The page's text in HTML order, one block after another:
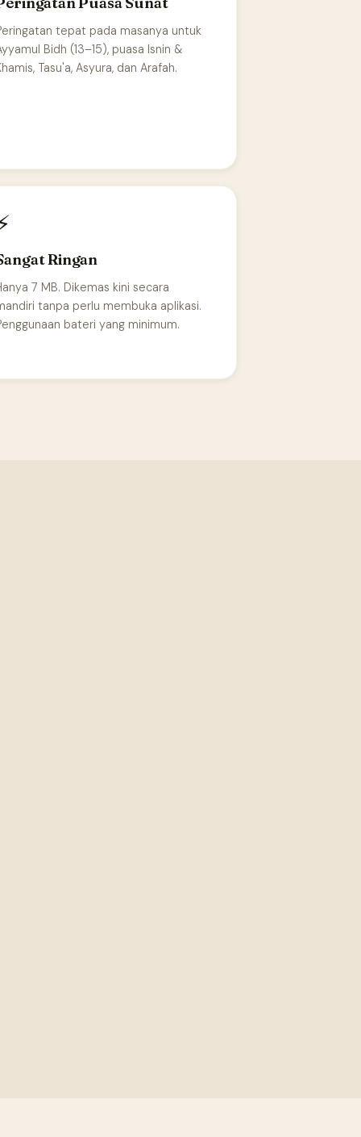
tepat pada masanya untuk
Bidh (13–15), puasa Isnin &
Tasu'a, Asyura, dan Arafah.
Ringan
7 MB. Dikemas kini secara
tanpa perlu membuka aplikasi.
bateri yang minimum.